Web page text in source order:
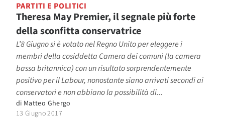
PARTITI E POLITICI
Theresa May Premier, il segnale più forte
della sconfitta conservatrice
L’8 Giugno si è votato nel Regno Unito per eleggere i
membri della cosiddetta Camera dei comuni (la camera
bassa britannica) con un risultato sorprendentemente
positivo per il Labour, nonostante siano arrivati secondi ai
conservatori e non abbiano la possibilità di...
di Matteo Ghergo
13 Giugno 2017